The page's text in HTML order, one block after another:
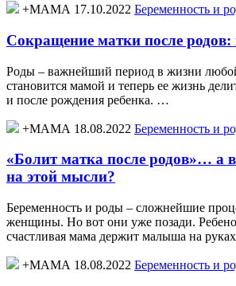
+МАМА 17.10.2022 Беременность и
Сокращение матки после
Роды – важнейший период в жизни
становится мамой и теперь ее жизнь
и после рождения ребенка. …
+МАМА 18.08.2022 Беременность и
«Болит матка после родов»… а
на этой мысли?
Беременность и роды – сложнейшие
женщины. Но вот они уже позади.
счастливая мама держит малыша на
+МАМА 18.08.2022 Беременность и